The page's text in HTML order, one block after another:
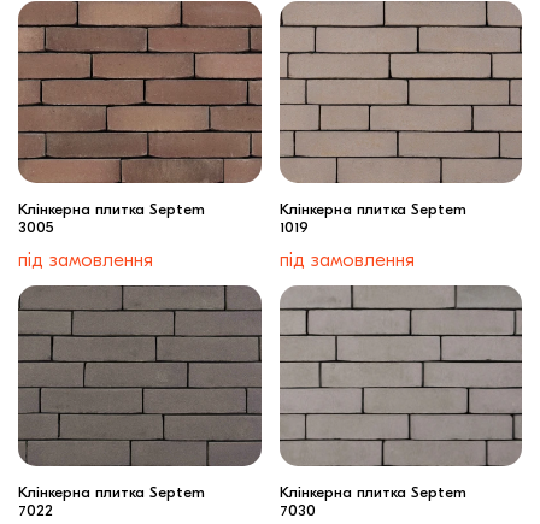
Клінкерна плитка Septem
3005
під замовлення
Клінкерна плитка Septem
1019
під замовлення
Клінкерна плитка Septem
7022
Клінкерна плитка Septem
7030